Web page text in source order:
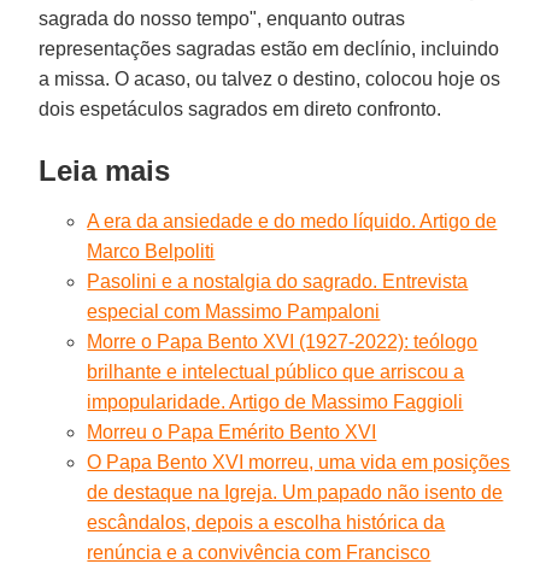
sagrada do nosso tempo", enquanto outras
representações sagradas estão em declínio, incluindo
a missa. O acaso, ou talvez o destino, colocou hoje os
dois espetáculos sagrados em direto confronto.
Leia mais
A era da ansiedade e do medo líquido. Artigo de
Marco Belpoliti
Pasolini e a nostalgia do sagrado. Entrevista
especial com Massimo Pampaloni
Morre o Papa Bento XVI (1927-2022): teólogo
brilhante e intelectual público que arriscou a
impopularidade. Artigo de Massimo Faggioli
Morreu o Papa Emérito Bento XVI
O Papa Bento XVI morreu, uma vida em posições
de destaque na Igreja. Um papado não isento de
escândalos, depois a escolha histórica da
renúncia e a convivência com Francisco